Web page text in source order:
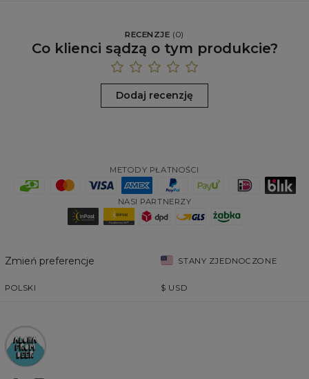
RECENZJE (0)
Co klienci sądzą o tym produkcie?
Dodaj recenzję
METODY PŁATNOŚCI
NASI PARTNERZY
Zmień preferencje STANY ZJEDNOCZONE
POLSKI $ USD